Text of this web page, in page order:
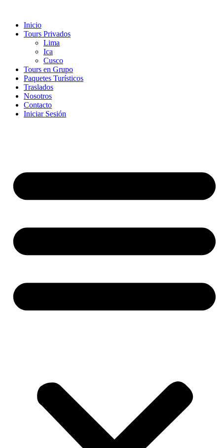
contenido
Inicio
Tours Privados
Lima
Ica
Cusco
Tours en Grupo
Paquetes Turísticos
Traslados
Nosotros
Contacto
Iniciar Sesión